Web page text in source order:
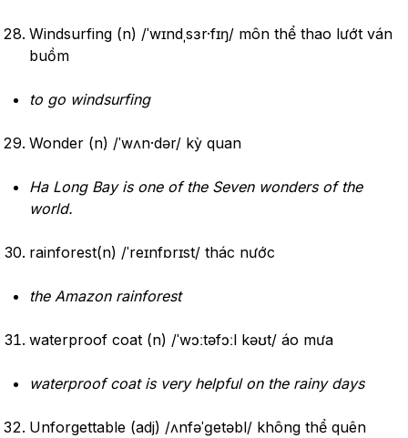
Windsurfing (n) /ˈwɪndˌsɜr·fɪŋ/ môn thể thao lướt ván
buồm
to go windsurfing
Wonder (n) /ˈwʌn·dər/ kỳ quan
Ha Long Bay is one of the Seven wonders of the
world.
rainforest(n) /ˈreɪnfɒrɪst/ thác nước
the Amazon rainforest
waterproof coat (n) /ˈwɔːtəfɔːl kəʊt/ áo mưa
waterproof coat is very helpful on the rainy days
Unforgettable (adj) /ʌnfəˈɡetəbl/ không thể quên